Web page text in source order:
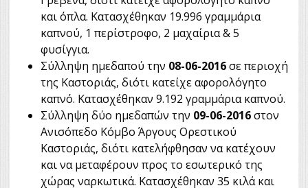
και όπλα. Κατασχέθηκαν 19.996 γραμμάρια
καπνού, 1 περίστροφο, 2 μαχαίρια & 5
φυσίγγια.
Σύλληψη ημεδαπού την 08-06-2016σε περιοχή
της Καστοριάς, διότι κατείχε αφορολόγητο
καπνό. Κατασχέθηκαν 9.192 γραμμάρια καπνού.
Σύλληψη δύο ημεδαπών την 09-06-2016στον
Ανισόπεδο Κόμβο Άργους Ορεστικού
Καστοριάς, διότι κατελήφθησαν να κατέχουν
και να μεταφέρουν προς το εσωτερικό της
χώρας ναρκωτικά. Κατασχέθηκαν 35 κιλά και